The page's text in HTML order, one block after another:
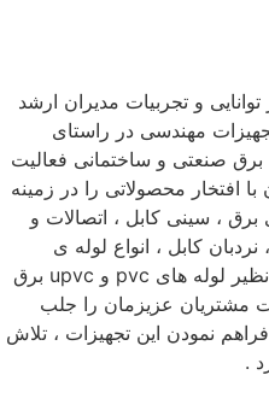
و تجربیات مدیران ارشد
مهندسی در راستای
برق صنعتی و ساختمانی فعالیت
افتخار محصولاتی را در زمینه
برق ، سینی کابل ، اتصالات و
کابل ، انواع لوله ی
فولادی برق و دیگر تجهیزات برقی نظیر لوله های pvc و upvc برق
مشتریان عزیزمان را جلب
نمودن این تجهیزات ، تلاش
.